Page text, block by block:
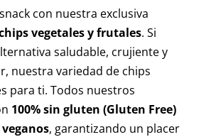
con nuestra exclusiva
vegetales y frutales. Si
saludable, crujiente y
nuestra variedad de chips
para ti. Todos nuestros
100% sin gluten (Gluten Free)
, garantizando un placer